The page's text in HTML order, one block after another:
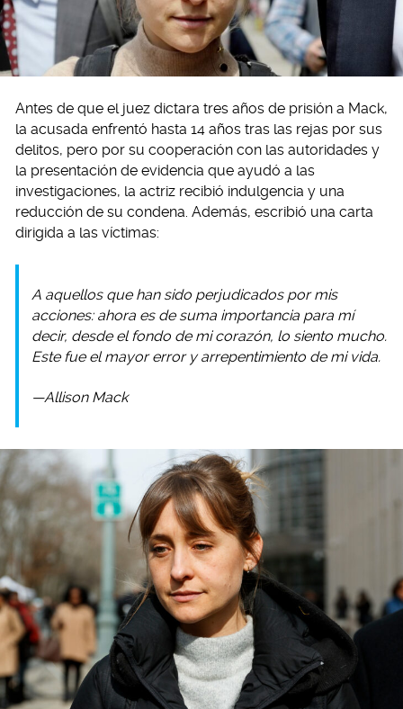
Antes de que el juez dictara tres años de prisión a Mack,
la acusada enfrentó hasta 14 años tras las rejas por sus
delitos, pero por su cooperación con las autoridades y
la presentación de evidencia que ayudó a las
investigaciones, la actriz recibió indulgencia y una
reducción de su condena. Además, escribió una carta
dirigida a las víctimas:
A aquellos que han sido perjudicados por mis
acciones: ahora es de suma importancia para mí
decir, desde el fondo de mi corazón, lo siento mucho.
Este fue el mayor error y arrepentimiento de mi vida.
—Allison Mack